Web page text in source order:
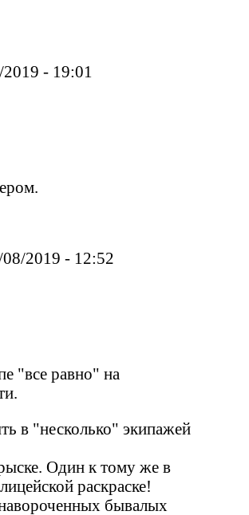
- 19:01
2019 - 12:52
"все равно" на
в "несколько" экипажей
Один к тому же в
раскраске!
бывалых